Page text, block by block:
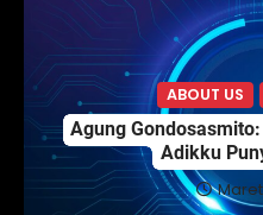
ABOUT US
Agung
Adikku